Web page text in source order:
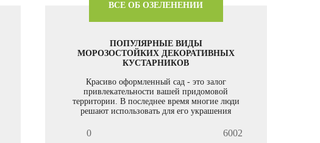
ВСЕ ОБ ОЗЕЛЕНЕНИИ
ПОПУЛЯРНЫЕ ВИДЫ
МОРОЗОСТОЙКИХ ДЕКОРАТИВНЫХ
КУСТАРНИКОВ
Красиво оформленный сад - это залог
привлекательности вашей придомовой
территории. В последнее время многие люди
решают использовать для его украшения
Если вы хотите их высадить на своем дачном
0 6002